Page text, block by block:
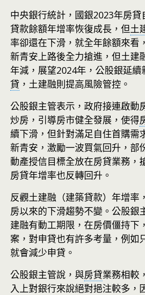
中央銀行統計，國銀2023年房貸
貸款餘額年增率恢復成長，但土
率卻還在下滑，就全年餘額來看
新青安上路後全力搶進，但土建
年減，展望2024年，公股銀延續
貸 ，土建融則提高風險管控。
公股銀主管表示，政府接連啟動
炒房，引導房市健全發展，使得
續下滑，但針對滿足自住首購需
新青安，激勵一波買氣回升，部
動產授信目標全放在房貸業務，
房貸年增率也反轉回升。
反觀土建融（建築貸款）年增率
房以來的下滑趨勢不變。公股銀
建融有動工期限，在房價僵持下
案，對申貸也有許多考量，例如
就會減少申貸。
公股銀主管說，與房貸業務相較
入上對銀行來說絕對挹注較多，